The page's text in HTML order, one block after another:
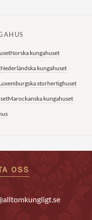
Norska kungahuset
Nederländska kungahuset
storhertighuset
Marockanska kungahuset
OSS